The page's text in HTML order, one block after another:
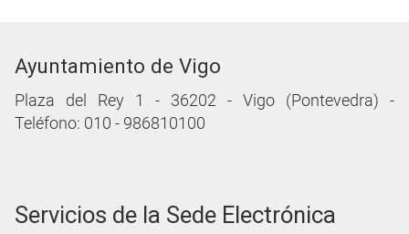
Ayuntamiento de Vigo
Plaza del Rey 1 - 36202 - Vigo (Pontevedra) -
Teléfono: 010 - 986810100
Servicios de la Sede Electrónica